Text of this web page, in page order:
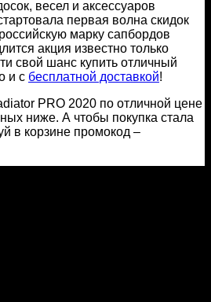
весел и аксессуаров
первая волна скидок
марку сапбордов
акция известно только
свой шанс купить отличный
и с бесплатной доставкой!
PRO 2020 по отличной цене
ниже. А чтобы покупка стала
в корзине промокод –